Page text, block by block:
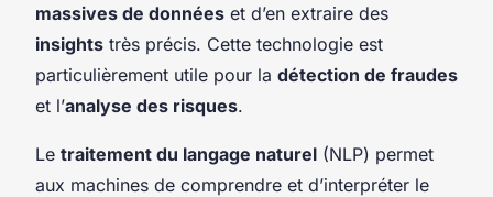
massives de données et d’en extraire des
insights très précis. Cette technologie est
particulièrement utile pour la détection de fraudes
et l’analyse des risques.
Le traitement du langage naturel (NLP) permet
aux machines de comprendre et d’interpréter le